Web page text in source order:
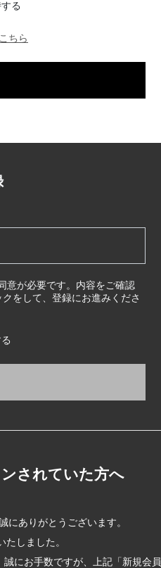
る
ちら
意が必要です。内容をご確認
をして、登録にお進みくださ
されていた方へ
ありがとうございます。
しました。
にお手数ですが、上記「新規会員